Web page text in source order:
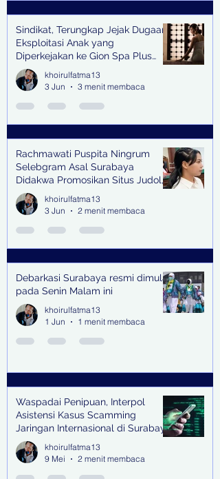
Sindikat, Terungkap Jejak Dugaan
Eksploitasi Anak yang
Diperkejakan ke Gion Spa Plus
and Pub Surabaya,
khoirulfatma13
3 Jun
3 menit membaca
Rachmawati Puspita Ningrum
Selebgram Asal Surabaya
Didakwa Promosikan Situs Judol,
Raup Rp2 Juta dari Tiga Kali
Endorse
khoirulfatma13
3 Jun
2 menit membaca
Debarkasi Surabaya resmi dimulai
pada Senin Malam ini
khoirulfatma13
1 Jun
1 menit membaca
Waspadai Penipuan, Interpol
Asistensi Kasus Scamming
Jaringan Internasional di Surabaya
khoirulfatma13
9 Mei
2 menit membaca